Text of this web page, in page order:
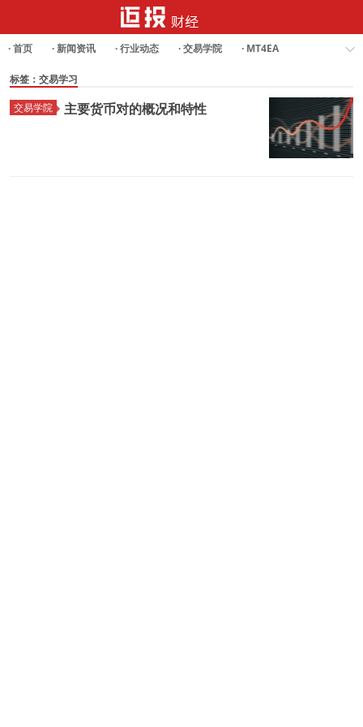
· 首页 · 新闻资讯 · 行业动态 · 交易学院 · MT4EA
· Forex Analysis
标签：交易学习
交易学院 主要货币对的概况和特性